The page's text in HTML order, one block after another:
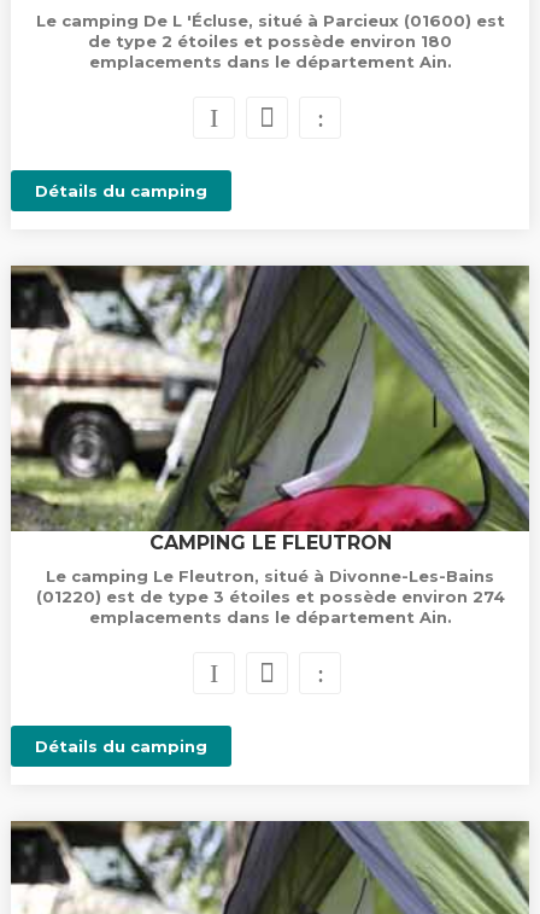
Le camping De L 'Écluse, situé à Parcieux (01600) est
de type 2 étoiles et possède environ 180
emplacements dans le département Ain.
Détails du camping
CAMPING LE FLEUTRON
Le camping Le Fleutron, situé à Divonne-Les-Bains
(01220) est de type 3 étoiles et possède environ 274
emplacements dans le département Ain.
Détails du camping